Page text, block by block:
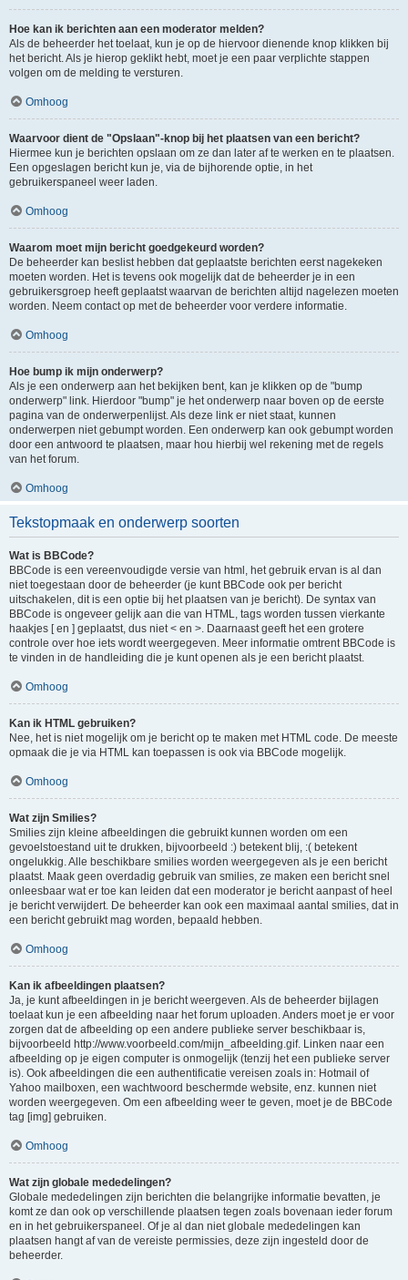
Hoe kan ik berichten aan een moderator melden?
Als de beheerder het toelaat, kun je op de hiervoor dienende knop klikken bij
het bericht. Als je hierop geklikt hebt, moet je een paar verplichte stappen
volgen om de melding te versturen.
Omhoog
Waarvoor dient de "Opslaan"-knop bij het plaatsen van een bericht?
Hiermee kun je berichten opslaan om ze dan later af te werken en te plaatsen.
Een opgeslagen bericht kun je, via de bijhorende optie, in het
gebruikerspaneel weer laden.
Omhoog
Waarom moet mijn bericht goedgekeurd worden?
De beheerder kan beslist hebben dat geplaatste berichten eerst nagekeken
moeten worden. Het is tevens ook mogelijk dat de beheerder je in een
gebruikersgroep heeft geplaatst waarvan de berichten altijd nagelezen moeten
worden. Neem contact op met de beheerder voor verdere informatie.
Omhoog
Hoe bump ik mijn onderwerp?
Als je een onderwerp aan het bekijken bent, kan je klikken op de "bump
onderwerp" link. Hierdoor "bump" je het onderwerp naar boven op de eerste
pagina van de onderwerpenlijst. Als deze link er niet staat, kunnen
onderwerpen niet gebumpt worden. Een onderwerp kan ook gebumpt worden
door een antwoord te plaatsen, maar hou hierbij wel rekening met de regels
van het forum.
Omhoog
Tekstopmaak en onderwerp soorten
Wat is BBCode?
BBCode is een vereenvoudigde versie van html, het gebruik ervan is al dan
niet toegestaan door de beheerder (je kunt BBCode ook per bericht
uitschakelen, dit is een optie bij het plaatsen van je bericht). De syntax van
BBCode is ongeveer gelijk aan die van HTML, tags worden tussen vierkante
haakjes [ en ] geplaatst, dus niet < en >. Daarnaast geeft het een grotere
controle over hoe iets wordt weergegeven. Meer informatie omtrent BBCode is
te vinden in de handleiding die je kunt openen als je een bericht plaatst.
Omhoog
Kan ik HTML gebruiken?
Nee, het is niet mogelijk om je bericht op te maken met HTML code. De meeste
opmaak die je via HTML kan toepassen is ook via BBCode mogelijk.
Omhoog
Wat zijn Smilies?
Smilies zijn kleine afbeeldingen die gebruikt kunnen worden om een
gevoelstoestand uit te drukken, bijvoorbeeld :) betekent blij, :( betekent
ongelukkig. Alle beschikbare smilies worden weergegeven als je een bericht
plaatst. Maak geen overdadig gebruik van smilies, ze maken een bericht snel
onleesbaar wat er toe kan leiden dat een moderator je bericht aanpast of heel
je bericht verwijdert. De beheerder kan ook een maximaal aantal smilies, dat in
een bericht gebruikt mag worden, bepaald hebben.
Omhoog
Kan ik afbeeldingen plaatsen?
Ja, je kunt afbeeldingen in je bericht weergeven. Als de beheerder bijlagen
toelaat kun je een afbeelding naar het forum uploaden. Anders moet je er voor
zorgen dat de afbeelding op een andere publieke server beschikbaar is,
bijvoorbeeld http://www.voorbeeld.com/mijn_afbeelding.gif. Linken naar een
afbeelding op je eigen computer is onmogelijk (tenzij het een publieke server
is). Ook afbeeldingen die een authentificatie vereisen zoals in: Hotmail of
Yahoo mailboxen, een wachtwoord beschermde website, enz. kunnen niet
worden weergegeven. Om een afbeelding weer te geven, moet je de BBCode
tag [img] gebruiken.
Omhoog
Wat zijn globale mededelingen?
Globale mededelingen zijn berichten die belangrijke informatie bevatten, je
komt ze dan ook op verschillende plaatsen tegen zoals bovenaan ieder forum
en in het gebruikerspaneel. Of je al dan niet globale mededelingen kan
plaatsen hangt af van de vereiste permissies, deze zijn ingesteld door de
beheerder.